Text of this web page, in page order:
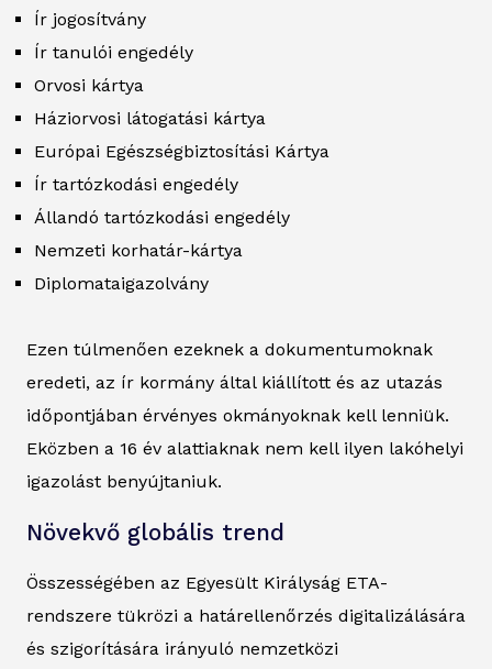
Ír jogosítvány
Ír tanulói engedély
Orvosi kártya
Háziorvosi látogatási kártya
Európai Egészségbiztosítási Kártya
Ír tartózkodási engedély
Állandó tartózkodási engedély
Nemzeti korhatár-kártya
Diplomataigazolvány
Ezen túlmenően ezeknek a dokumentumoknak
eredeti, az ír kormány által kiállított és az utazás
időpontjában érvényes okmányoknak kell lenniük.
Eközben a 16 év alattiaknak nem kell ilyen lakóhelyi
igazolást benyújtaniuk.
Növekvő globális trend
Összességében az Egyesült Királyság ETA-
rendszere tükrözi a határellenőrzés digitalizálására
és szigorítására irányuló nemzetközi